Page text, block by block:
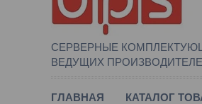
СЕРВЕРНЫЕ
ВЕДУЩИХ
ГЛАВНАЯ КАТАЛОГ